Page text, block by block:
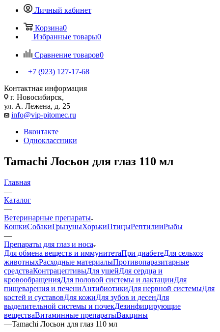
Личный кабинет
Корзина0
Избранные товары0
Сравнение товаров0
+7 (923) 127-17-68
Контактная информация
г. Новосибирск,
ул. А. Лежена, д. 25
info@vip-pitomec.ru
Вконтакте
Одноклассники
Tamachi Лосьон для глаз 110 мл
Главная
—
Каталог
—
Ветеринарные препараты
КошкиСобакиГрызуныХорькиПтицыРептилииРыбы
—
Препараты для глаз и носа
Для обмена веществ и иммунитетаПри диабетеДля сельхоз
животныхРасходные материалыПротивопаразитарные
средстваКонтрацептивыДля ушейДля сердца и
кровообращенияДля половой системы и лактацииДля
пищеварения и печениАнтибиотикиДля нервной системыДля
костей и суставовДля кожиДля зубов и десенДля
выделительной системы и почекДезинфицирующие
веществаВитаминные препаратыВакцины
—Tamachi Лосьон для глаз 110 мл